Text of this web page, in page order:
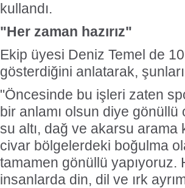
kullandı.
"Her zaman hazırız"
Ekip üyesi Deniz Temel de
gösterdiğini anlatarak,
"Öncesinde bu işleri zaten
bir anlamı olsun diye gönüllü
su altı, dağ ve akarsu
civar bölgelerdeki boğulma
tamamen gönüllü yapıyoruz.
insanlarda din, dil ve ırk